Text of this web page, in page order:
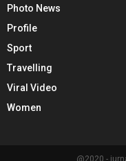
Photo News
Profile
Sport
Travelling
Viral Video
Women
@2020 -